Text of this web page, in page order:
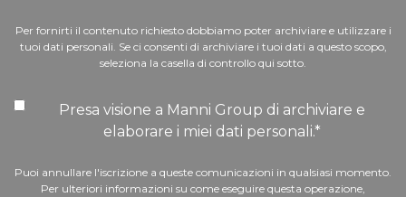
Per fornirti il contenuto richiesto dobbiamo poter archiviare e utilizzare i
tuoi dati personali. Se ci consenti di archiviare i tuoi dati a questo scopo,
seleziona la casella di controllo qui sotto.
Presa visione a Manni Group di archiviare e
elaborare i miei dati personali.*
Puoi annullare l'iscrizione a queste comunicazioni in qualsiasi momento.
Per ulteriori informazioni su come eseguire questa operazione,